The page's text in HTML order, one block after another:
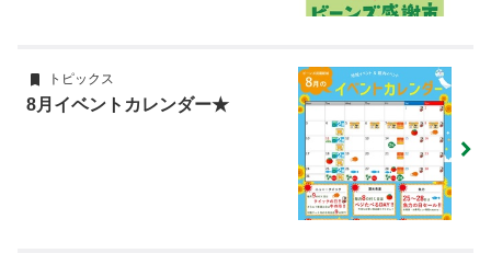
トピックス
8月イベントカレンダー★